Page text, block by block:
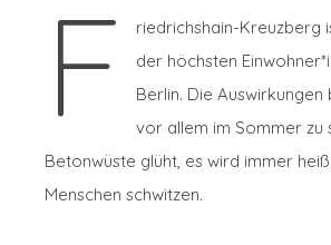
F
riedrichshain-Kreuzberg
der höchsten
Berlin. Die
vor allem im Sommer zu
Betonwüste glüht, es wird immer
Menschen schwitzen.